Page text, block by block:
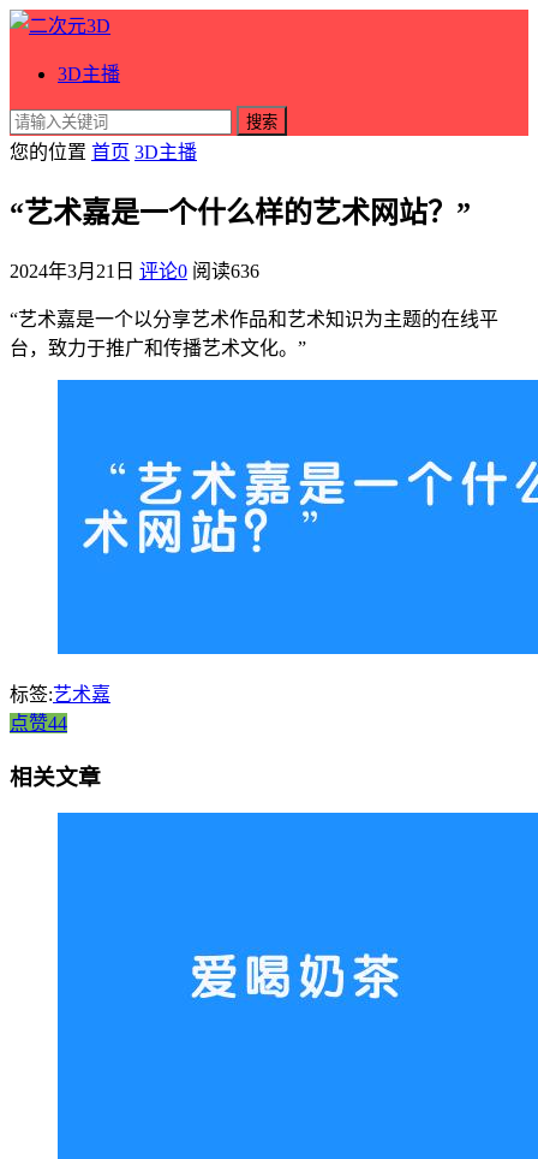
3D主播
搜索
您的位置 首页 3D主播
“艺术嘉是一个什么样的艺术网站？”
2024年3月21日 评论0 阅读636
“艺术嘉是一个以分享艺术作品和艺术知识为主题的在线平
台，致力于推广和传播艺术文化。”
标签:艺术嘉
点赞44
相关文章